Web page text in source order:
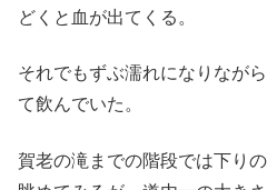
どくと血が出てくる。
それでもずぶ濡れになりなが
て飲んでいた。
賀老の滝までの階段では下り